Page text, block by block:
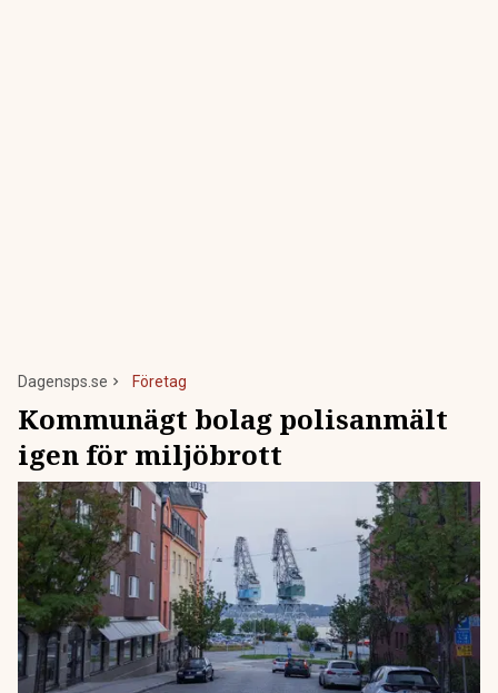
Dagensps.se Företag
Kommunägt bolag polisanmält
igen för miljöbrott